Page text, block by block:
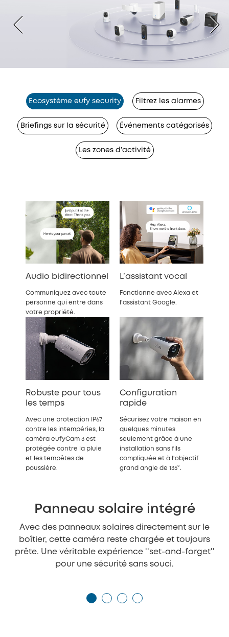
Ecosystème eufy security Filtrez les alarmes
Briefings sur la sécurité Événements catégorisés
Les zones d’activité
Audio bidirectionnel
Communiquez avec toute
personne qui entre dans
votre propriété.
L’assistant vocal
Fonctionne avec Alexa et
l’assistant Google.
Robuste pour tous
les temps
Avec une protection IP67
contre les intempéries, la
caméra eufyCam 3 est
protégée contre la pluie
et les tempêtes de
poussière.
Configuration
rapide
Sécurisez votre maison en
quelques minutes
seulement grâce à une
installation sans fils
compliquée et à l’objectif
grand angle de 135°.
Panneau solaire intégré
Avec des panneaux solaires directement sur le
boîtier, cette caméra reste chargée et toujours
prête. Une véritable expérience ''set-and-forget''
pour une sécurité sans souci.